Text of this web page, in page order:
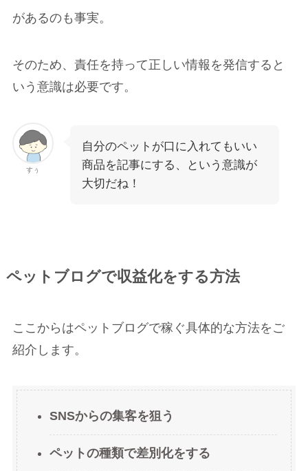
があるのも事実。
そのため、責任を持って正しい情報を発信すると
いう意識は必要です。
すぅ
自分のペットが口に入れてもいい
商品を記事にする、という意識が
大切だね！
ペットブログで収益化をする方法
ここからはペットブログで稼ぐ具体的な方法をご
紹介します。
SNSからの集客を狙う
ペットの種類で差別化をする